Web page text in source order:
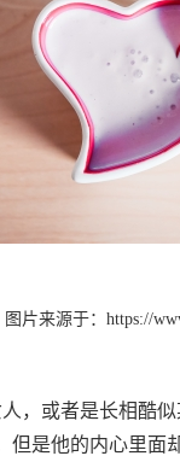
图片来源于： https://
或者是长相酷
但是他的内心里